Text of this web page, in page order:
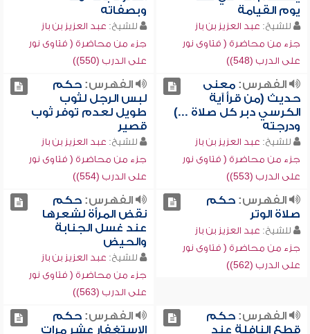
يوم القيامة
للشيخ: عبد العزيز بن باز
جزء من محاضرة ( فتاوى نور
على الدرب (548))
وبصفاته
للشيخ: عبد العزيز بن باز
جزء من محاضرة ( فتاوى نور
على الدرب (550))
الفهرس:معنى
حديث (من قرأ آية
الكرسي دبر كل صلاة ...)
ودرجته
للشيخ: عبد العزيز بن باز
جزء من محاضرة ( فتاوى نور
على الدرب (553))
الفهرس:حكم
لبس الرجل لثوب
طويل لعدم توفر ثوب
قصير
للشيخ: عبد العزيز بن باز
جزء من محاضرة ( فتاوى نور
على الدرب (554))
الفهرس:حكم
صلاة الوتر
للشيخ: عبد العزيز بن باز
جزء من محاضرة ( فتاوى نور
على الدرب (562))
الفهرس:حكم
نقض المرأة لشعرها
عند غسل الجنابة
والحيض
للشيخ: عبد العزيز بن باز
جزء من محاضرة ( فتاوى نور
على الدرب (563))
الفهرس:حكم
قطع النافلة عند
الفهرس:حكم
الاستغفار عشر مرات